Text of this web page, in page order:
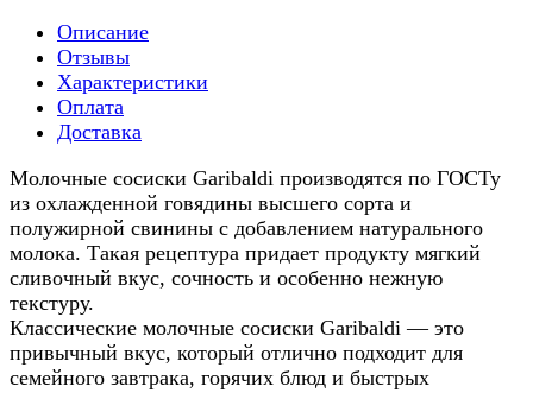
Описание
Отзывы
Характеристики
Оплата
Доставка
Молочные сосиски Garibaldi производятся по ГОСТу
из охлажденной говядины высшего сорта и
полужирной свинины с добавлением натурального
молока. Такая рецептура придает продукту мягкий
сливочный вкус, сочность и особенно нежную
текстуру.
Классические молочные сосиски Garibaldi — это
привычный вкус, который отлично подходит для
семейного завтрака, горячих блюд и быстрых